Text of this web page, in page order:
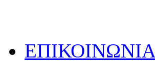
ΕΠΙΚΟΙΝΩΝΙΑ